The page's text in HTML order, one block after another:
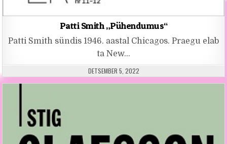
Patti Smith „Pühendumus“
Patti Smith sündis 1946. aastal Chicagos. Praegu elab
ta New…
PUBLISHED DATE:
DETSEMBER 5, 2022